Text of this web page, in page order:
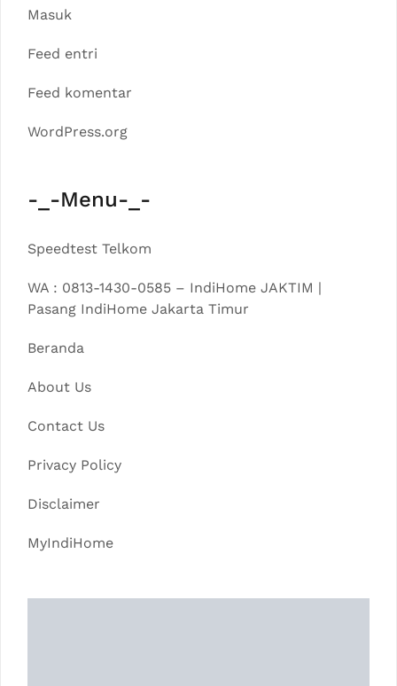
Masuk
Feed entri
Feed komentar
WordPress.org
-_-Menu-_-
Speedtest Telkom
WA : 0813-1430-0585 – IndiHome JAKTIM |
Pasang IndiHome Jakarta Timur
Beranda
About Us
Contact Us
Privacy Policy
Disclaimer
MyIndiHome